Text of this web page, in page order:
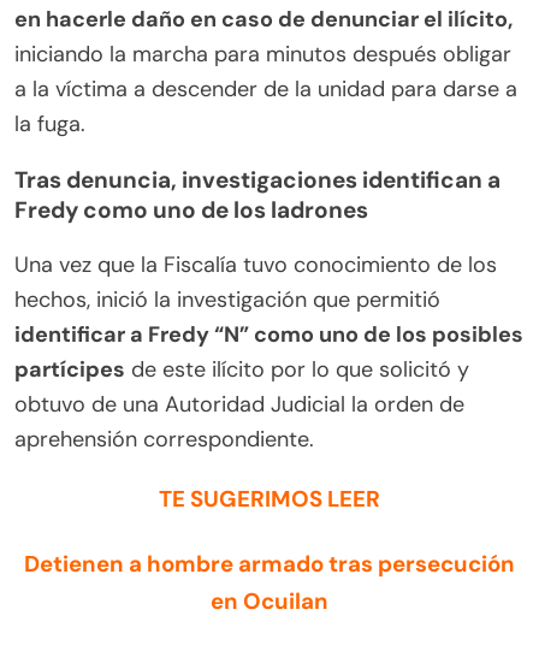
en hacerle daño en caso de denunciar el ilícito,
iniciando la marcha para minutos después obligar
a la víctima a descender de la unidad para darse a
la fuga.
Tras denuncia, investigaciones identifican a
Fredy como uno de los ladrones
Una vez que la Fiscalía tuvo conocimiento de los
hechos, inició la investigación que permitió
identificar a Fredy “N” como uno de los posibles
partícipes de este ilícito por lo que solicitó y
obtuvo de una Autoridad Judicial la orden de
aprehensión correspondiente.
TE SUGERIMOS LEER
Detienen a hombre armado tras persecución
en Ocuilan